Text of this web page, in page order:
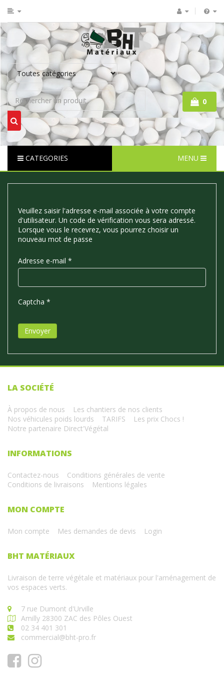
0
CATEGORIES MENU
Veuillez saisir l'adresse e-mail associée à votre compte
d'utilisateur. Un code de vérification vous sera adressé.
Lorsque vous le recevrez, vous pourrez choisir un
nouveau mot de passe
Adresse e-mail *
Captcha *
Envoyer
LA SOCIÉTÉ
À propos de nous
Les chantiers de nos clients
Nos véhicules poids lourds
TARIFS
Les prix Chocs !
Notre partenaire Direct'Végétal
INFORMATIONS
Contactez-nous
Conditions générales de vente
Conditions de livraisons
Mentions légales
MON COMPTE
Mon compte Mes demandes de devis Login
BHT MATÉRIAUX
Livraison de terre végétale et matériaux pour l'aménagement de
vos espaces verts.
7 rue Dumont d'Urville
Amilly 28300 ZAC des Pôles Ouest
02 34 401 301
commercial@bht-pro.fr